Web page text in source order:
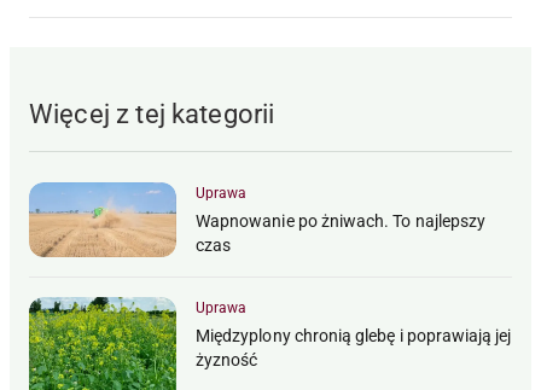
Więcej z tej kategorii
Uprawa
Wapnowanie po żniwach. To najlepszy
czas
Uprawa
Międzyplony chronią glebę i poprawiają jej
żyzność